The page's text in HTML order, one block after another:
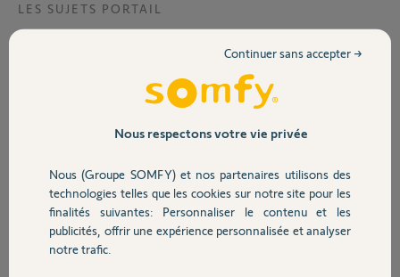
Volet
Sécurité
Domotique
LES SUJETS PORTAIL
Pourquoi application Somfy pour moteur
Evolvia Star xxl portail ne fonctionne pas ?
L'application Somfy pour moteurs Evolvia Star XXL ne fonctionne
pas , Elle fonctionnne parfaitement pour les volets
francis B.
Participer au fil de discussion
Nous respectons votre vie privée
Nous (Groupe SOMFY) et nos partenaires utilisons des
technologies telles que les cookies sur notre site pour les
finalités suivantes: Personnaliser le contenu et les
publicités, offrir une expérience personnalisée et analyser
notre trafic.
Continuer sans accepter →